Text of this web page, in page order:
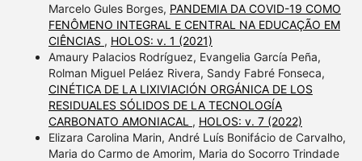
Marcelo Gules Borges, PANDEMIA DA COVID-19 COMO
FENÔMENO INTEGRAL E CENTRAL NA EDUCAÇÃO EM
CIÊNCIAS , HOLOS: v. 1 (2021)
Amaury Palacios Rodríguez, Evangelia García Peña,
Rolman Miguel Peláez Rivera, Sandy Fabré Fonseca,
CINÉTICA DE LA LIXIVIACIÓN ORGÁNICA DE LOS
RESIDUALES SÓLIDOS DE LA TECNOLOGÍA
CARBONATO AMONIACAL , HOLOS: v. 7 (2022)
Elizara Carolina Marin, André Luís Bonifácio de Carvalho,
Maria do Carmo de Amorim, Maria do Socorro Trindade